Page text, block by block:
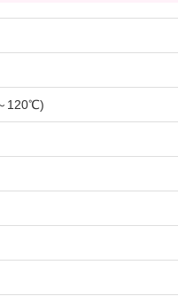
120℃)